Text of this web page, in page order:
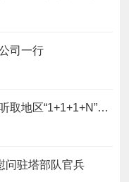
司一行
地委财经委召开产业发展小组会议听取地区“1+1+1+N”重大产业项目推进情况汇报
问驻塔部队官兵